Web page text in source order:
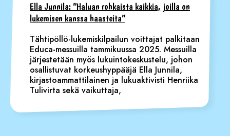
Ella Junnila: ”Haluan rohkaista kaikkia, joilla on
lukemisen kanssa haasteita”
Tähtipöllö-lukemiskilpailun voittajat palkitaan
Educa-messuilla tammikuussa 2025. Messuilla
järjestetään myös lukuintokeskustelu, johon
osallistuvat korkeushyppääjä Ella Junnila,
kirjastoammattilainen ja lukuaktivisti Henriika
Tulivirta sekä vaikuttaja,